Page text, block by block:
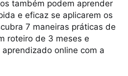
também podem aprender
e eficaz se aplicarem os
7 maneiras práticas de
roteiro de 3 meses e
online com a